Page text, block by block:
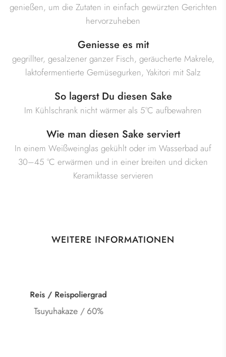
genießen, um die Zutaten in einfach gewürzten Gerichten
hervorzuheben
Geniesse es mit
gegrillter, gesalzener ganzer Fisch, geräucherte Makrele,
laktofermentierte Gemüsegurken, Yakitori mit Salz
So lagerst Du diesen Sake
Im Kühlschrank nicht wärmer als 5°C aufbewahren
Wie man diesen Sake serviert
In einem Weißweinglas gekühlt oder im Wasserbad auf
30–45 °C erwärmen und in einer breiten und dicken
Keramiktasse servieren
WEITERE INFORMATIONEN
Tokubetsu Junmai